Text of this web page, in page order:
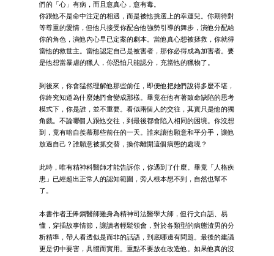
們的「心」有病，而且愈真心，愈有毒。
你跟他不是命中注定的相遇，而是被他挑選上的幸運兒。你期待對
等尊重的愛情，但他只接受你配合他強勢引導的舞步，演他分配給
你的角色，演他內心早已定案的劇本。當他真心想被拯救，你就得
當他的救世主。當他認定自己是被害者，那你必得成為加害者。要
是他想當暴虐的獵人，你恐怕只能認分，充當他的獵物了。
到後來，你會猛然理解他那些前任，即便他把她們說得多麼不堪，
你終究知道為什麼她們會變成那樣。畢竟在他有著致命缺陷的思考
模式下，你是誰，並不重要。看似兩個人的交往，其實只是他的獨
角戲。不論哪個人跟他交往，到最後都會陷入相同的困境。你沒想
到，竟有暗自羨慕那些前任的一天。誰來讓他願意和平分手，讓他
放過自己？誰願意被抓交替，換你離開這個病態的處境？
此時，唯有精神科醫師才能告訴你，你遇到了什麼。畢竟「人格疾
患」已經超出正常人的認知範圍，旁人根本想不到，自然也幫不
了。
本書作者王俸鋼醫師雖身為精神司法醫學大師，但行文白話、易
懂，穿插故事情節，讓讀者輕鬆領會，對於各類型的病態渣男的分
析精準，帶人看透似是而非的話語，到底哪邊有問題。最後的建議
更是切中要害，具體而實用。重點不要放在改造他。如果他真的沒